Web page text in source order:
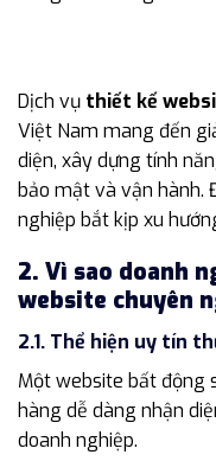
Dịch vụ thiết kế
Việt Nam mang đến
diện, xây dựng tính
bảo mật và vận hành.
nghiệp bắt kịp xu
2. Vì sao doanh
website chuyên
2.1. Thể hiện uy tín
Một website bất động
hàng dễ dàng nhận
doanh nghiệp.